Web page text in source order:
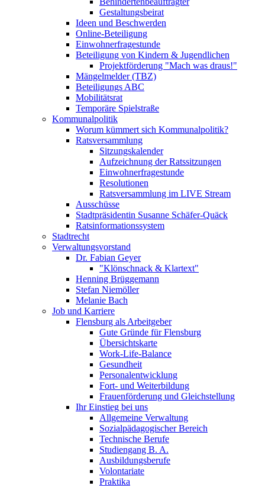
Gestaltungsbeirat
Ideen und Beschwerden
Online-Beteiligung
Einwohnerfragestunde
Beteiligung von Kindern & Jugendlichen
Projektförderung "Mach was draus!"
Mängelmelder (TBZ)
Beteiligungs ABC
Mobilitätsrat
Temporäre Spielstraße
Kommunalpolitik
Worum kümmert sich Kommunalpolitik?
Ratsversammlung
Sitzungskalender
Aufzeichnung der Ratssitzungen
Einwohnerfragestunde
Resolutionen
Ratsversammlung im LIVE Stream
Ausschüsse
Stadtpräsidentin Susanne Schäfer-Quäck
Ratsinformationssystem
Stadtrecht
Verwaltungsvorstand
Dr. Fabian Geyer
"Klönschnack & Klartext"
Henning Brüggemann
Stefan Niemöller
Melanie Bach
Job und Karriere
Flensburg als Arbeitgeber
Gute Gründe für Flensburg
Übersichtskarte
Work-Life-Balance
Gesundheit
Personalentwicklung
Fort- und Weiterbildung
Frauenförderung und Gleichstellung
Ihr Einstieg bei uns
Allgemeine Verwaltung
Sozialpädagogischer Bereich
Technische Berufe
Studiengang B. A.
Ausbildungsberufe
Volontariate
Praktika